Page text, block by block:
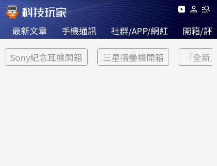
最新文章 手機通訊 社群/APP/網紅 開箱/評
Sony紀念耳機開箱 三星摺疊機開箱 「全新